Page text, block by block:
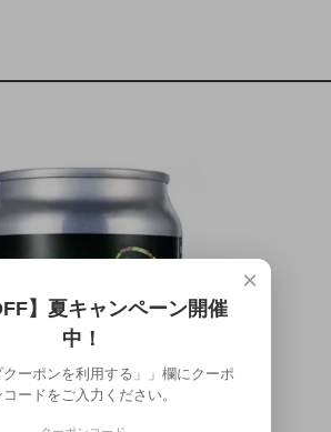
×
】夏キャンペーン開催
中！
クーポンを利用する」」欄にクーポ
コードをご入力ください。